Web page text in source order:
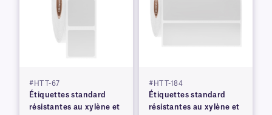
#HTT-67
Étiquettes standard
résistantes au xylène et
#HTT-184
Étiquettes standard
résistantes au xylène et